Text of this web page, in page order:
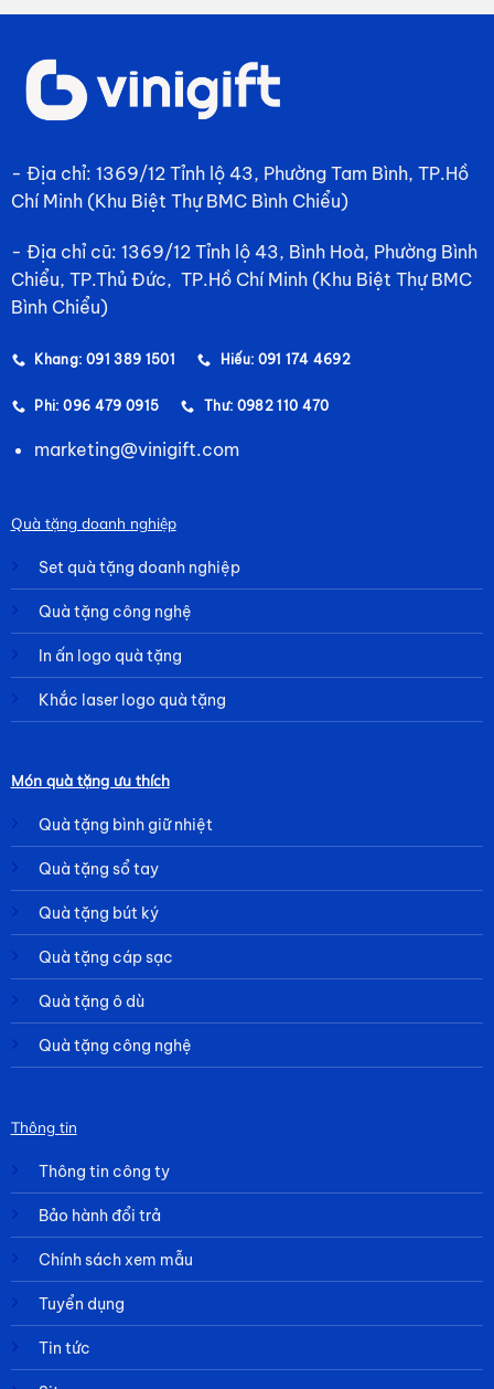
- Địa chỉ: 1369/12 Tỉnh lộ 43, Phường Tam Bình, TP.Hồ
Chí Minh (Khu Biệt Thự BMC Bình Chiểu)
- Địa chỉ cũ: 1369/12 Tỉnh lộ 43, Bình Hoà, Phường Bình
Chiểu, TP.Thủ Đức, TP.Hồ Chí Minh (Khu Biệt Thự BMC
Bình Chiểu)
Khang: 091 389 1501 Hiếu: 091 174 4692
Phi: 096 479 0915 Thư: 0982 110 470
marketing@vinigift.com
Quà tặng doanh nghiệp
Set quà tặng doanh nghiệp
Quà tặng công nghệ
In ấn logo quà tặng
Khắc laser logo quà tặng
Món quà tặng ưu thích
Quà tặng bình giữ nhiệt
Quà tặng sổ tay
Quà tặng bút ký
Quà tặng cáp sạc
Quà tặng ô dù
Quà tặng công nghệ
Thông tin
Thông tin công ty
Bảo hành đổi trả
Chính sách xem mẫu
Tuyển dụng
Tin tức